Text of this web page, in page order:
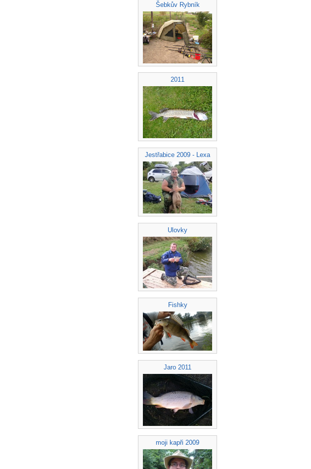
Šebkův Rybník
2011
Jestřabice 2009 - Lexa
Ulovky
Fishky
Jaro 2011
moji kapři 2009